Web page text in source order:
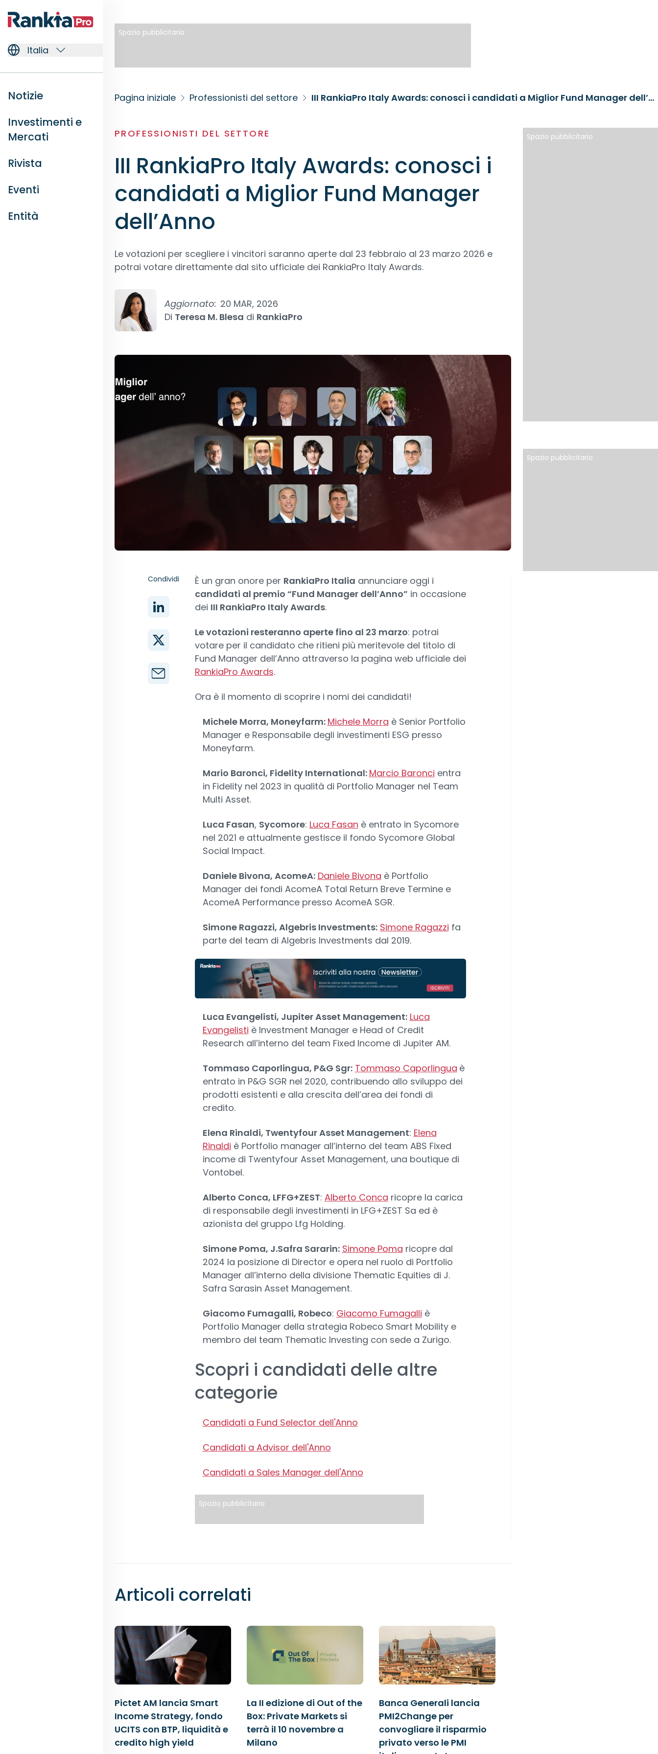
Italia
Notizie
Investimenti e
Mercati
Rivista
Eventi
Entità
Spazio pubblicitario
Pagina iniziale Professionisti del settore III RankiaPro Italy Awards: conosci i candidati a Miglior Fund Manager dell’Anno
PROFESSIONISTI DEL SETTORE
III RankiaPro Italy Awards: conosci i
candidati a Miglior Fund Manager
dell’Anno
Le votazioni per scegliere i vincitori saranno aperte dal 23 febbraio al 23 marzo 2026 e
potrai votare direttamente dal sito ufficiale dei RankiaPro Italy Awards.
Aggiornato: 20 MAR, 2026
Di Teresa M. Blesa di RankiaPro
Condividi È un gran onore per RankiaPro Italia annunciare oggi i
candidati al premio “Fund Manager dell’Anno” in occasione
dei III RankiaPro Italy Awards.
Le votazioni resteranno aperte fino al 23 marzo: potrai
votare per il candidato che ritieni più meritevole del titolo di
Fund Manager dell’Anno attraverso la pagina web ufficiale dei
RankiaPro Awards.
Ora è il momento di scoprire i nomi dei candidati!
Michele Morra, Moneyfarm: Michele Morra è Senior Portfolio
Manager e Responsabile degli investimenti ESG presso
Moneyfarm.
Mario Baronci, Fidelity International: Marcio Baronci entra
in Fidelity nel 2023 in qualità di Portfolio Manager nel Team
Multi Asset.
Luca Fasan, Sycomore: Luca Fasan è entrato in Sycomore
nel 2021 e attualmente gestisce il fondo Sycomore Global
Social Impact.
Daniele Bivona, AcomeA: Daniele Bivona è Portfolio
Manager dei fondi AcomeA Total Return Breve Termine e
AcomeA Performance presso AcomeA SGR.
Simone Ragazzi, Algebris Investments: Simone Ragazzi fa
parte del team di Algebris Investments dal 2019.
Luca Evangelisti, Jupiter Asset Management: Luca
Evangelisti è Investment Manager e Head of Credit
Research all’interno del team Fixed Income di Jupiter AM.
Tommaso Caporlingua, P&G Sgr: Tommaso Caporlingua è
entrato in P&G SGR nel 2020, contribuendo allo sviluppo dei
prodotti esistenti e alla crescita dell’area dei fondi di
credito.
Elena Rinaldi, Twentyfour Asset Management: Elena
Rinaldi è Portfolio manager all’interno del team ABS Fixed
income di Twentyfour Asset Management, una boutique di
Vontobel.
Alberto Conca, LFFG+ZEST: Alberto Conca ricopre la carica
di responsabile degli investimenti in LFG+ZEST Sa ed è
azionista del gruppo Lfg Holding.
Simone Poma, J.Safra Sararin: Simone Poma ricopre dal
2024 la posizione di Director e opera nel ruolo di Portfolio
Manager all’interno della divisione Thematic Equities di J.
Safra Sarasin Asset Management.
Giacomo Fumagalli, Robeco: Giacomo Fumagalli è
Portfolio Manager della strategia Robeco Smart Mobility e
membro del team Thematic Investing con sede a Zurigo.
Scopri i candidati delle altre
categorie
Candidati a Fund Selector dell'Anno
Candidati a Advisor dell'Anno
Candidati a Sales Manager dell'Anno
Spazio pubblicitario
Articoli correlati
Pictet AM lancia Smart
Income Strategy, fondo
UCITS con BTP, liquidità e
credito high yield
La II edizione di Out of the
Box: Private Markets si
terrà il 10 novembre a
Milano
Banca Generali lancia
PMI2Change per
convogliare il risparmio
privato verso le PMI
Spazio pubblicitario
Spazio pubblicitario